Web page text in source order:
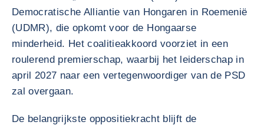
Democratische Alliantie van Hongaren in Roemenië
(UDMR), die opkomt voor de Hongaarse
minderheid. Het coalitieakkoord voorziet in een
roulerend premierschap, waarbij het leiderschap in
april 2027 naar een vertegenwoordiger van de PSD
zal overgaan.
De belangrijkste oppositiekracht blijft de